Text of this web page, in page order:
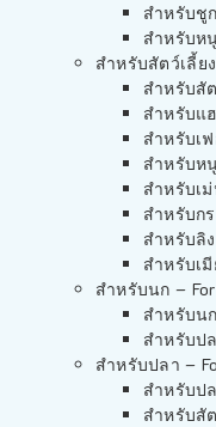
สำหรับชู
สำหรับห
สำหรับสัตว์เลี้ย
สำหรับสั
สำหรับแ
สำหรับเ
สำหรับห
สำหรับเ
สำหรับก
สำหรับลิ
สำหรับเ
สำหรับนก –
สำหรับน
สำหรับป
สำหรับปลา –
สำหรับป
สำหรับสั